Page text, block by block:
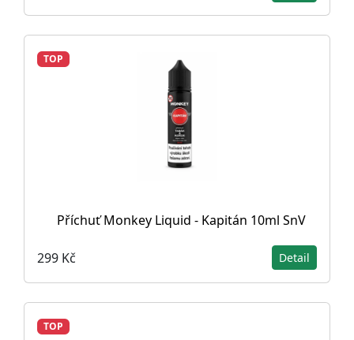
TOP
Příchuť Monkey Liquid - Kapitán 10ml SnV
299 Kč Detail
TOP